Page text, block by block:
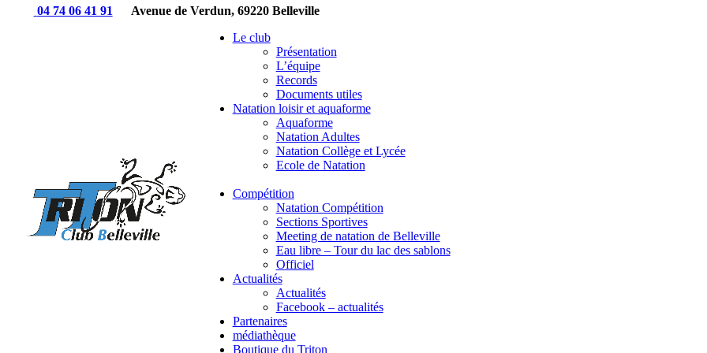
04 74 06 41 91
Avenue de Verdun, 69220 Belleville
Le club
Présentation
L’équipe
Records
Documents utiles
Natation loisir et aquaforme
Aquaforme
Natation Adultes
Natation Collège et Lycée
Ecole de Natation
Compétition
Natation Compétition
Sections Sportives
Meeting de natation de Belleville
Eau libre – Tour du lac des sablons
Officiel
Actualités
Actualités
Facebook – actualités
Partenaires
médiathèque
Boutique du Triton